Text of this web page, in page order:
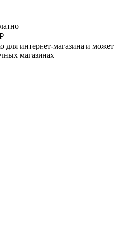
для интернет-магазина и может
магазинах